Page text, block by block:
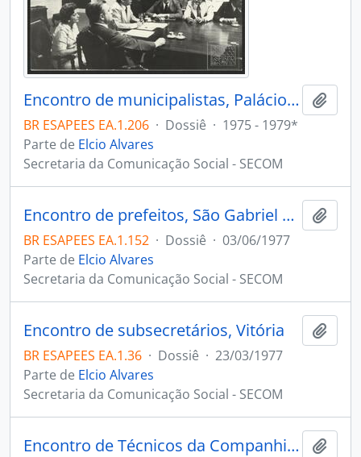
Encontro de municipalistas, Palácio Anchieta, Vitória ES
BR ESAPEES EA.1.206 · Dossiê · 1975 - 1979*
Parte de Elcio Alvares
Secretaria da Comunicação Social - SECOM
Encontro de prefeitos, São Gabriel da Palha
BR ESAPEES EA.1.152 · Dossiê · 03/06/1977
Parte de Elcio Alvares
Secretaria da Comunicação Social - SECOM
Encontro de subsecretários, Vitória
BR ESAPEES EA.1.36 · Dossiê · 23/03/1977
Parte de Elcio Alvares
Secretaria da Comunicação Social - SECOM
Encontro de Técnicos da Companhia Habitacional do Espírito Santo COHAB, Vitória